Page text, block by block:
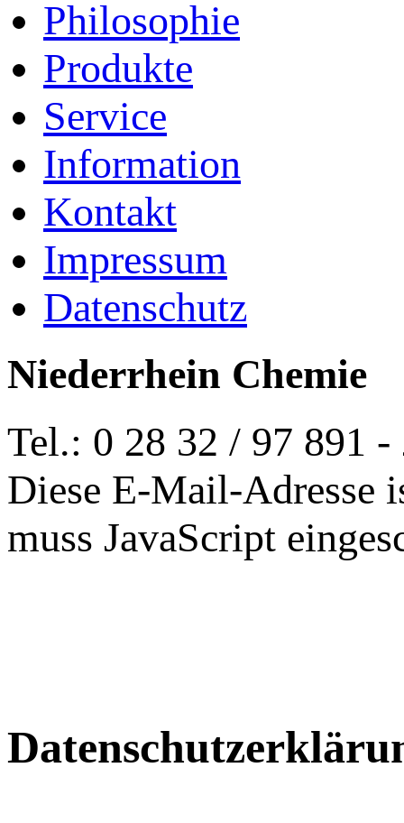
Philosophie
Produkte
Service
Information
Kontakt
Impressum
Datenschutz
Niederrhein Chemie
Tel.: 0 28 32 / 97 891 -
Diese E-Mail-Adresse
muss JavaScript